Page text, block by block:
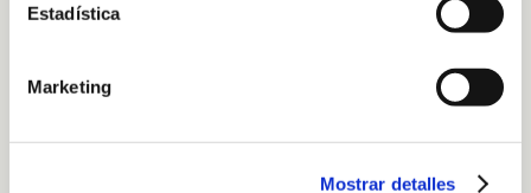
Estadística
Marketing
Mostrar detalles